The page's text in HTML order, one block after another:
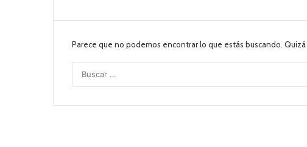
Parece que no podemos encontrar lo que estás buscando.